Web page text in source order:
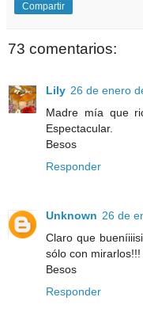
Compartir
73 comentarios:
Lily 26 de enero
Madre mía que
Espectacular.
Besos
Responder
Unknown 26 de
Claro que
sólo con mirarlos!!!
Besos
Responder